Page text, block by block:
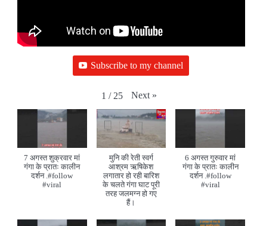
Subscribe to my channel
1 / 25 Next »
7 अगस्त शुक्रवार मां
गंगा के प्रातः कालीन
दर्शन .#follow
#viral
मुनि की रेती स्वर्ग
आश्रम ऋषिकेश
लगातार हो रही बारिश
के चलते गंगा घाट पूरी
तरह जलमग्न हो गए
हैं।
6 अगस्त गुरुवार मां
गंगा के प्रातः कालीन
दर्शन .#follow
#viral